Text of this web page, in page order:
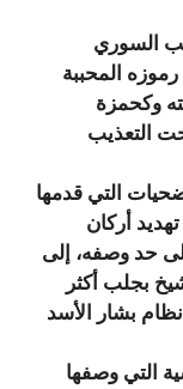
السوري
المحببة
وكحمزة
التعذيب
التي قدمها
أركان
حد وصفه، إلى
بجلب أكثر
نظام بشار الأسد
التي وصفها